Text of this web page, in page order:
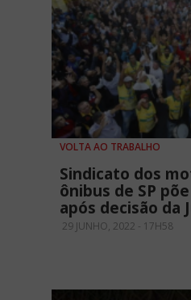
VOLTA AO TRABALHO
Sindicato dos
ônibus de SP
após decisão da
29 JUNHO, 2022 - 17H58